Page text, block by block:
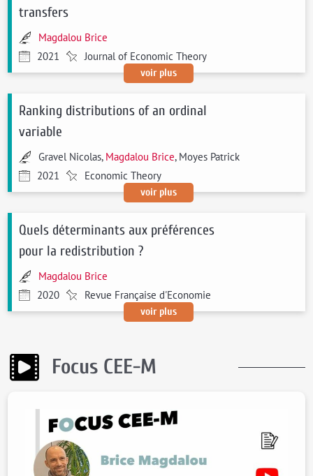
transfers
Magdalou Brice
2021
Journal of Economic Theory
voir plus
Ranking distributions of an ordinal
variable
Gravel Nicolas, Magdalou Brice, Moyes Patrick
2021
Economic Theory
voir plus
Quels déterminants aux préférences
pour la redistribution ?
Magdalou Brice
2020
Revue Française d'Economie
voir plus
Focus CEE-M